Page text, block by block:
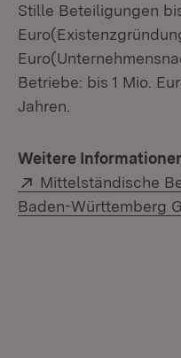
Stille Beteiligungen
Betriebe: bis 1 Mio.
Jahren.
Weitere
Extern:
Mittelständische
Baden-Württemberg